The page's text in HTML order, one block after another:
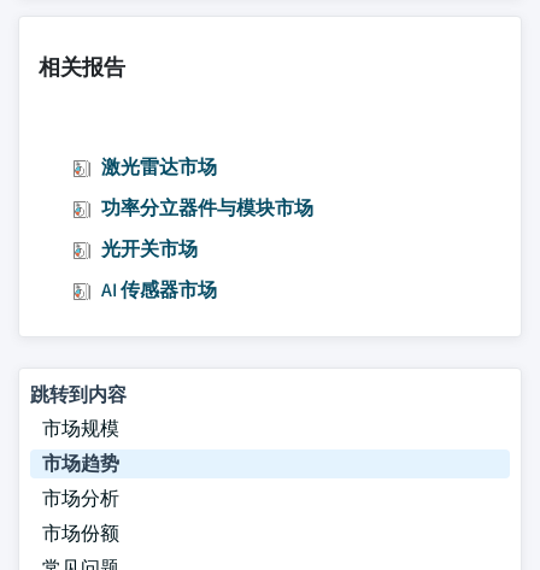
相关报告
激光雷达市场
功率分立器件与模块市场
光开关市场
AI 传感器市场
跳转到内容
市场规模
市场趋势
市场分析
市场份额